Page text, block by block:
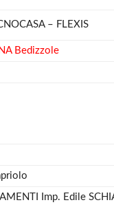
– FLEXIS
Bedizzole
Imp. Edile